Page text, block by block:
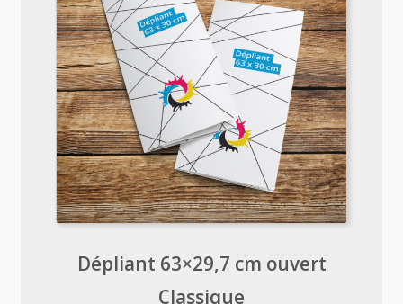
Dépliant 63×29,7 cm ouvert
Classique